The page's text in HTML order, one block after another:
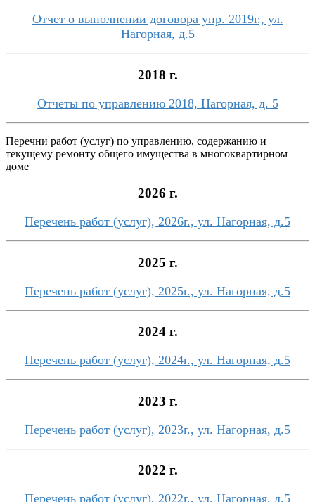
Отчет о выполнении договора упр. 2019г., ул.
Нагорная, д.5
2018 г.
Отчеты по управлению 2018, Нагорная, д. 5
Перечни работ (услуг) по управлению, содержанию и
текущему ремонту общего имущества в многоквартирном
доме
2026 г.
Перечень работ (услуг), 2026г., ул. Нагорная, д.5
2025 г.
Перечень работ (услуг), 2025г., ул. Нагорная, д.5
2024 г.
Перечень работ (услуг), 2024г., ул. Нагорная, д.5
2023 г.
Перечень работ (услуг), 2023г., ул. Нагорная, д.5
2022 г.
Перечень работ (услуг), 2022г., ул. Нагорная, д.5